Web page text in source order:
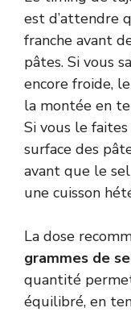
est d’attendre
franche avant
pâtes. Si vous
encore froide,
la montée en
Si vous le
surface des
avant que le
une cuisson
La dose
grammes de
quantité
équilibré, en